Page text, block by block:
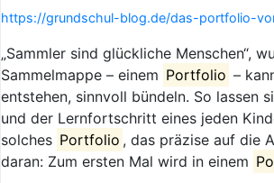
https://grundschul-blog.de/das-portfolio-
„Sammler sind glückliche Menschen“,
Sammelmappe – einem Portfolio –
entstehen, sinnvoll bündeln. So lassen
und der Lernfortschritt eines jeden
solches Portfolio , das präzise auf die
daran: Zum ersten Mal wird in einem